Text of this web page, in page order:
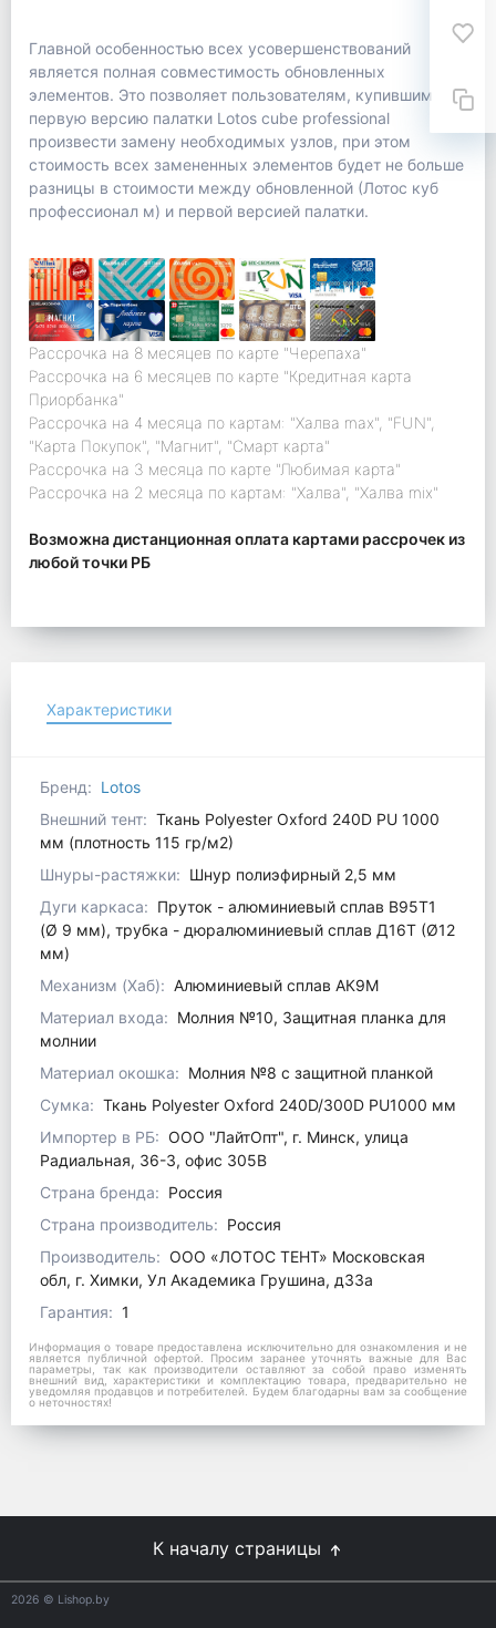
Главной особенностью всех усовершенствований
является полная совместимость обновленных
элементов. Это позволяет пользователям, купившим
первую версию палатки Lotos cube professional
произвести замену необходимых узлов, при этом
стоимость всех замененных элементов будет не больше
разницы в стоимости между обновленной (Лотос куб
профессионал м) и первой версией палатки.
Рассрочка на 8 месяцев по карте "Черепаха"
Рассрочка на 6 месяцев по карте "Кредитная карта
Приорбанка"
Рассрочка на 4 месяца по картам: "Халва max", "FUN",
"Карта Покупок", "Магнит", "Смарт карта"
Рассрочка на 3 месяца по карте "Любимая карта"
Рассрочка на 2 месяца по картам: "Халва", "Халва mix"
Возможна дистанционная оплата картами рассрочек из
любой точки РБ
Характеристики
Бренд: Lotos
Внешний тент: Ткань Polyester Oxford 240D PU 1000
мм (плотность 115 гр/м2)
Шнуры-растяжки: Шнур полиэфирный 2,5 мм
Дуги каркаса: Пруток - алюминиевый сплав В95Т1
(Ø 9 мм), трубка - дюралюминиевый сплав Д16Т (Ø12
мм)
Механизм (Хаб): Алюминиевый сплав АК9М
Материал входа: Молния №10, Защитная планка для
молнии
Материал окошка: Молния №8 с защитной планкой
Сумка: Ткань Polyester Oxford 240D/300D PU1000 мм
Импортер в РБ: ООО "ЛайтОпт", г. Минск, улица
Радиальная, 36-3, офис 305В
Страна бренда: Россия
Страна производитель: Россия
Производитель: ООО «ЛОТОС ТЕНТ» Московская
обл, г. Химки, Ул Академика Грушина, д33а
Гарантия: 1
Информация о товаре предоставлена исключительно для ознакомления и не
является публичной офертой. Просим заранее уточнять важные для Вас
параметры, так как производители оставляют за собой право изменять
внешний вид, характеристики и комплектацию товара, предварительно не
уведомляя продавцов и потребителей. Будем благодарны вам за сообщение
о неточностях!
К началу страницы
2026 © Lishop.by